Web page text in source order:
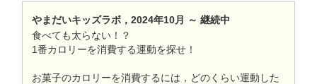
やまだいキッズラボ，2024年10月 ～ 継続中
食べても太らない！？
1番カロリーを消費する運動を探せ！
お菓子のカロリーを消費するには，どのくらい運動した